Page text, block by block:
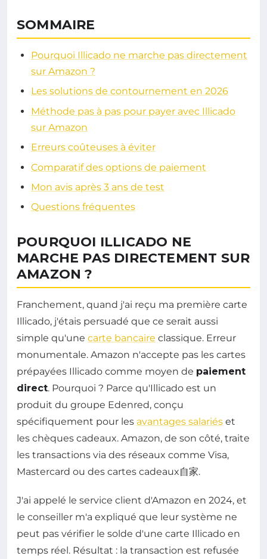
SOMMAIRE
Pourquoi Illicado ne marche pas directement
sur Amazon ?
Les solutions de contournement en 2026
Méthode pas à pas pour payer avec Illicado
sur Amazon
Erreurs coûteuses à éviter
Comparatif des options de paiement
Mon avis après 3 ans de test
Questions fréquentes
POURQUOI ILLICADO NE
MARCHE PAS DIRECTEMENT SUR
AMAZON ?
Franchement, quand j'ai reçu ma première carte
Illicado, j'étais persuadé que ce serait aussi
simple qu'une carte bancaire classique. Erreur
monumentale. Amazon n'accepte pas les cartes
prépayées Illicado comme moyen de paiement
direct. Pourquoi ? Parce qu'Illicado est un
produit du groupe Edenred, conçu
spécifiquement pour les avantages salariés et
les chèques cadeaux. Amazon, de son côté, traite
les transactions via des réseaux comme Visa,
Mastercard ou des cartes cadeaux自家.
J'ai appelé le service client d'Amazon en 2024, et
le conseiller m'a expliqué que leur système ne
peut pas vérifier le solde d'une carte Illicado en
temps réel. Résultat : la transaction est refusée